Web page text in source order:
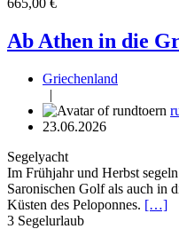
Ab Athen in die
Griechenland
|
23.06.2026
Segelyacht
Im Frühjahr und Herbst
Saronischen Golf als auch in
Küsten des Peloponnes. […]
3 Segelurlaub